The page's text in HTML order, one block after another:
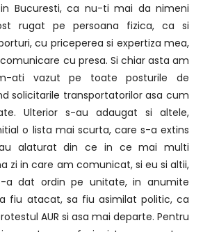
Bucuresti, ca nu-ti mai da nimeni
rugat pe persoana fizica, ca si
cu priceperea si expertiza mea,
cu presa. Si chiar asta am
ati vazut pe toate posturile de
solicitarile transportatorilor asa cum
Ulterior s-au adaugat si altele,
o lista mai scurta, care s-a extins
alaturat din ce in ce mai multi
zi in care am comunicat, si eu si altii,
a dat ordin pe unitate, in anumite
fiu atacat, sa fiu asimilat politic, ca
AUR si asa mai departe. Pentru